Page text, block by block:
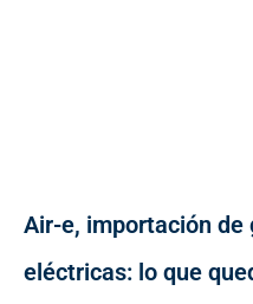
Air-e, importación de
eléctricas: lo que